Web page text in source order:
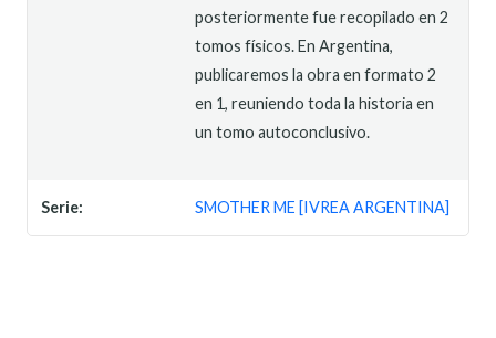
posteriormente fue recopilado en 2
tomos físicos. En Argentina,
publicaremos la obra en formato 2
en 1, reuniendo toda la historia en
un tomo autoconclusivo.
Serie: SMOTHER ME [IVREA ARGENTINA]